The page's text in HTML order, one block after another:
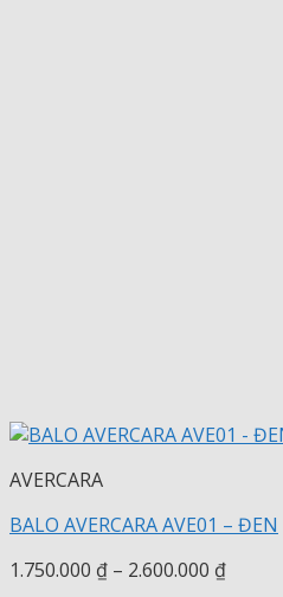
AVERCARA
BALO AVERCARA AVE01 – ĐEN
1.750.000 ₫ – 2.600.000 ₫Khoảng